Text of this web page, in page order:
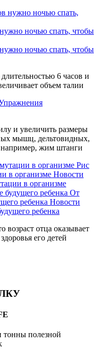
ночью спать, чтобы
ночью спать, чтобы
6 часов и
объем талии
и увеличить размеры
мышц, дельтовидных,
например, жим штанги
Рис
в организме Новости
в организме
От
ребенка Новости
ребенка
возраст отца оказывает
его детей
тонны полезной